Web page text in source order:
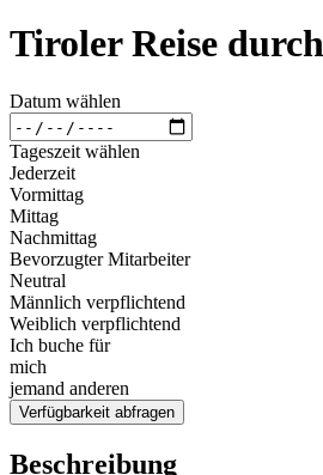
Tiroler Reise
Datum wählen
Tageszeit wählen
Jederzeit
Vormittag
Mittag
Nachmittag
Bevorzugter Mitarbeiter
Neutral
Männlich verpflichtend
Weiblich verpflichtend
Ich buche für
mich
jemand anderen
Verfügbarkeit abfragen
Beschreibung